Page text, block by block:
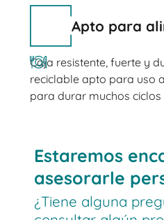
Apto para
Caja resistente, fuerte y
reciclable apto para uso
para durar muchos ciclos
Estaremos
asesorarle
¿Tiene alguna